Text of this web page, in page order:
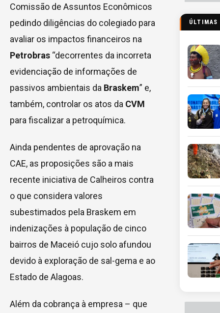
Comissão de Assuntos Econômicos
pedindo diligências do colegiado para
avaliar os impactos financeiros na
Petrobras “decorrentes da incorreta
evidenciação de informações de
passivos ambientais da Braskem” e,
também, controlar os atos da CVM
para fiscalizar a petroquímica.
Ainda pendentes de aprovação na
CAE, as proposições são a mais
recente iniciativa de Calheiros contra
o que considera valores
subestimados pela Braskem em
indenizações à população de cinco
bairros de Maceió cujo solo afundou
devido à exploração de sal-gema e ao
Estado de Alagoas.
Além da cobrança à empresa – que